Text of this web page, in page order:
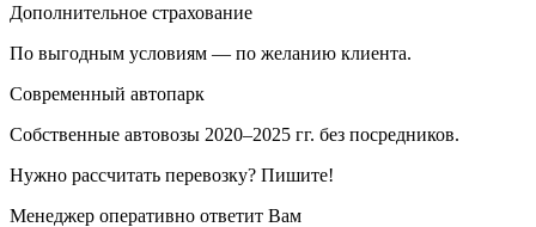
Дополнительное страхование
По выгодным условиям — по желанию клиента.
Современный автопарк
Собственные автовозы 2020–2025 гг. без посредников.
Нужно рассчитать перевозку? Пишите!
Менеджер оперативно ответит Вам